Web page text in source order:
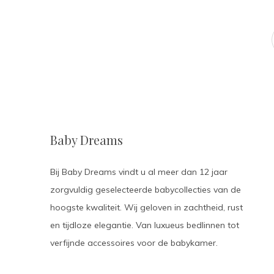
Baby Dreams
Bij Baby Dreams vindt u al meer dan 12 jaar
zorgvuldig geselecteerde babycollecties van de
hoogste kwaliteit. Wij geloven in zachtheid, rust
en tijdloze elegantie. Van luxueus bedlinnen tot
verfijnde accessoires voor de babykamer.